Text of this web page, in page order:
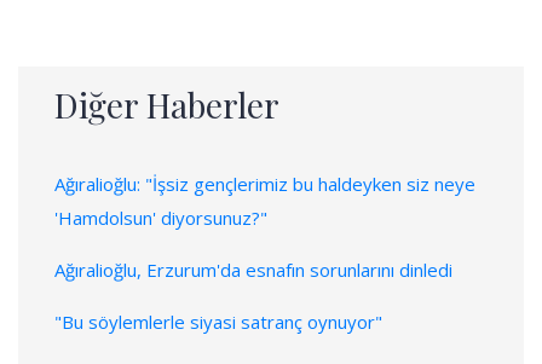
Diğer Haberler
Ağıralioğlu: "İşsiz gençlerimiz bu haldeyken siz neye
'Hamdolsun' diyorsunuz?"
Ağıralioğlu, Erzurum'da esnafın sorunlarını dinledi
"Bu söylemlerle siyasi satranç oynuyor"